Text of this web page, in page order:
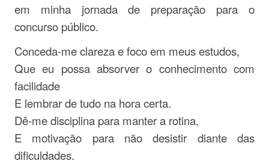
em minha jornada de preparação para o
concurso público.
Conceda-me clareza e foco em meus estudos,
Que eu possa absorver o conhecimento com
facilidade
E lembrar de tudo na hora certa.
Dê-me disciplina para manter a rotina,
E motivação para não desistir diante das
dificuldades.